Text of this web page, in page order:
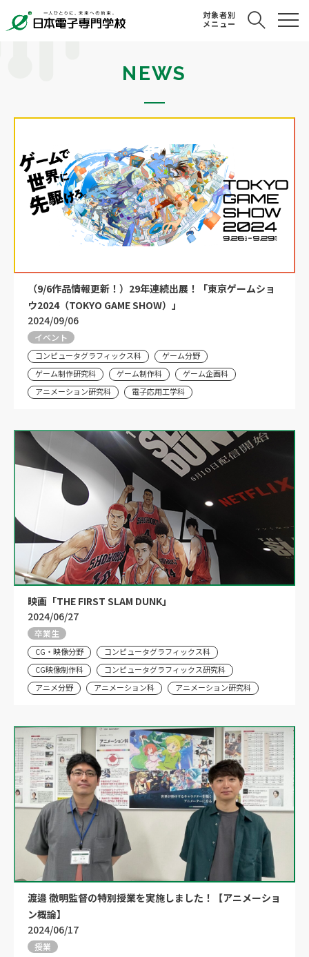
対象者別
メニュー
NEWS
（9/6作品情報更新！）29年連続出展！「東京ゲームショ
ウ2024（TOKYO GAME SHOW）」
2024/09/06
イベント
コンピュータグラフィックス科
ゲーム分野
ゲーム制作研究科
ゲーム制作科
ゲーム企画科
アニメーション研究科
電子応用工学科
映画「THE FIRST SLAM DUNK」
2024/06/27
卒業生
CG・映像分野
コンピュータグラフィックス科
CG映像制作科
コンピュータグラフィックス研究科
アニメ分野
アニメーション科 アニメーション研究科
渡邉 徹明監督の特別授業を実施しました！【アニメーショ
ン概論】
2024/06/17
授業